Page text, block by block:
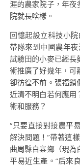
涯的農家院子，年夜
院就長啥樣。
回憶起設立科技小
帶隊來到中國農年
試驗田的小麥已經長
術推廣了好幾年，可
卻彷徨不前。張福鎖
近清不明白若何應用
術和服務？
“只要直接對接農平
解決問題！”帶著這
曲周縣白寨鄉（現
平易近生產。“后來